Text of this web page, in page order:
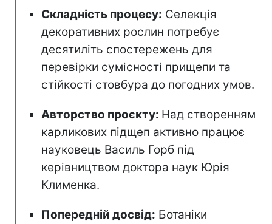
Складність процесу: Селекція
декоративних рослин потребує
десятиліть спостережень для
перевірки сумісності прищепи та
стійкості стовбура до погодних умов.
Авторство проєкту: Над створенням
карликових підщеп активно працює
науковець Василь Горб під
керівництвом доктора наук Юрія
Клименка.
Попередній досвід: Ботаніки